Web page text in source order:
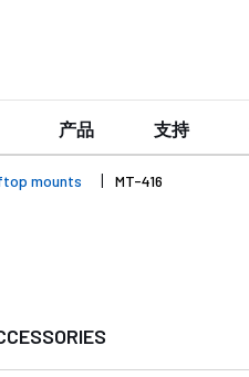
产品 支持
mounts MT-416